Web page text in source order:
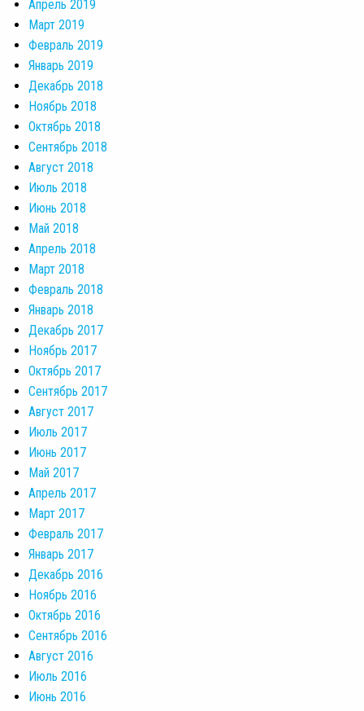
Апрель 2019
Март 2019
Февраль 2019
Январь 2019
Декабрь 2018
Ноябрь 2018
Октябрь 2018
Сентябрь 2018
Август 2018
Июль 2018
Июнь 2018
Май 2018
Апрель 2018
Март 2018
Февраль 2018
Январь 2018
Декабрь 2017
Ноябрь 2017
Октябрь 2017
Сентябрь 2017
Август 2017
Июль 2017
Июнь 2017
Май 2017
Апрель 2017
Март 2017
Февраль 2017
Январь 2017
Декабрь 2016
Ноябрь 2016
Октябрь 2016
Сентябрь 2016
Август 2016
Июль 2016
Июнь 2016